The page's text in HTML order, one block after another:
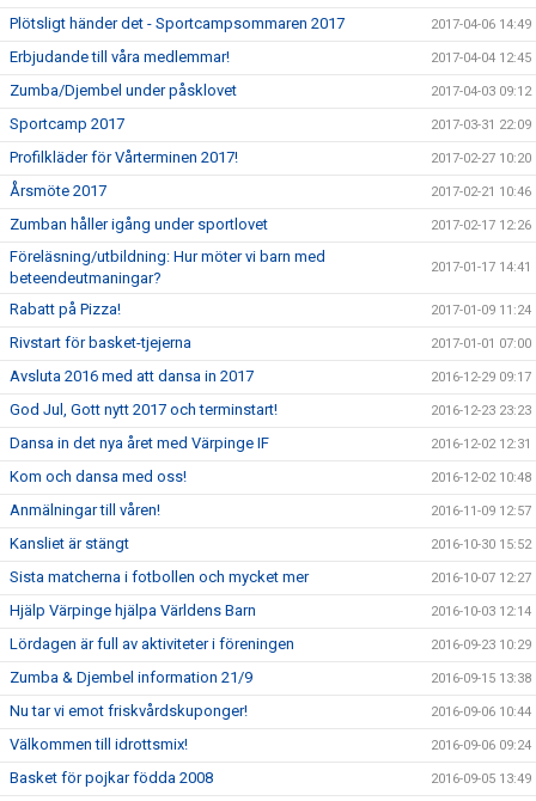
Plötsligt händer det - Sportcampsommaren 2017 2017-04-06 14:49
Erbjudande till våra medlemmar! 2017-04-04 12:45
Zumba/Djembel under påsklovet 2017-04-03 09:12
Sportcamp 2017 2017-03-31 22:09
Profilkläder för Vårterminen 2017! 2017-02-27 10:20
Årsmöte 2017 2017-02-21 10:46
Zumban håller igång under sportlovet 2017-02-17 12:26
Föreläsning/utbildning: Hur möter vi barn med
beteendeutmaningar?
2017-01-17 14:41
Rabatt på Pizza! 2017-01-09 11:24
Rivstart för basket-tjejerna 2017-01-01 07:00
Avsluta 2016 med att dansa in 2017 2016-12-29 09:17
God Jul, Gott nytt 2017 och terminstart! 2016-12-23 23:23
Dansa in det nya året med Värpinge IF 2016-12-02 12:31
Kom och dansa med oss! 2016-12-02 10:48
Anmälningar till våren! 2016-11-09 12:57
Kansliet är stängt 2016-10-30 15:52
Sista matcherna i fotbollen och mycket mer 2016-10-07 12:27
Hjälp Värpinge hjälpa Världens Barn 2016-10-03 12:14
Lördagen är full av aktiviteter i föreningen 2016-09-23 10:29
Zumba & Djembel information 21/9 2016-09-15 13:38
Nu tar vi emot friskvårdskuponger! 2016-09-06 10:44
Välkommen till idrottsmix! 2016-09-06 09:24
Basket för pojkar födda 2008 2016-09-05 13:49